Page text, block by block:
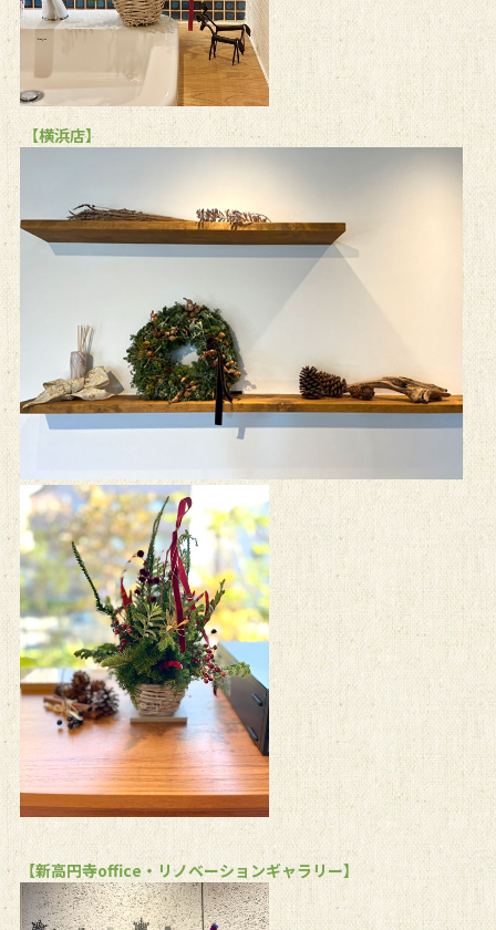
【横浜店】
【新高円寺office・リノベーションギャラリー】